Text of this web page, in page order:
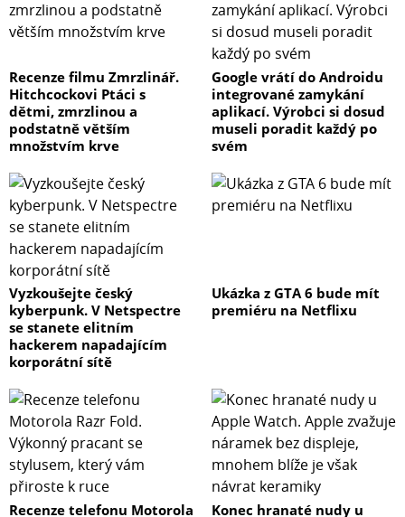
Recenze filmu Zmrzlinář.
Hitchcockovi Ptáci s
dětmi, zmrzlinou a
podstatně větším
množstvím krve
Google vrátí do Androidu
integrované zamykání
aplikací. Výrobci si dosud
museli poradit každý po
svém
Vyzkoušejte český
kyberpunk. V Netspectre
se stanete elitním
hackerem napadajícím
korporátní sítě
Ukázka z GTA 6 bude mít
premiéru na Netflixu
Recenze telefonu Motorola
Konec hranaté nudy u